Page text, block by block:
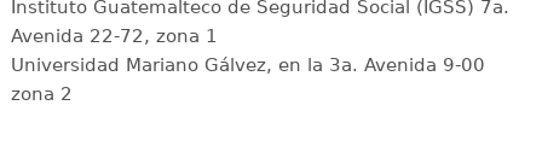
Instituto Guatemalteco de Seguridad Social (IGSS) 7a.
Avenida 22-72, zona 1
Universidad Mariano Gálvez, en la 3a. Avenida 9-00
zona 2